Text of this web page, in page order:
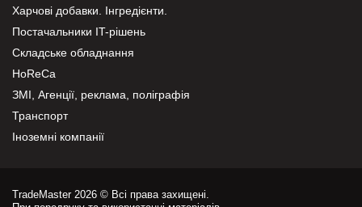
Харчові добавки. Інгредієнти.
Постачальники IT-рішень
Складське обладнання
HoReCa
ЗМІ, Агенції, реклама, поліграфія
Транспорт
Іноземні компанії
TradeMaster 2026 © Всі права захищені.